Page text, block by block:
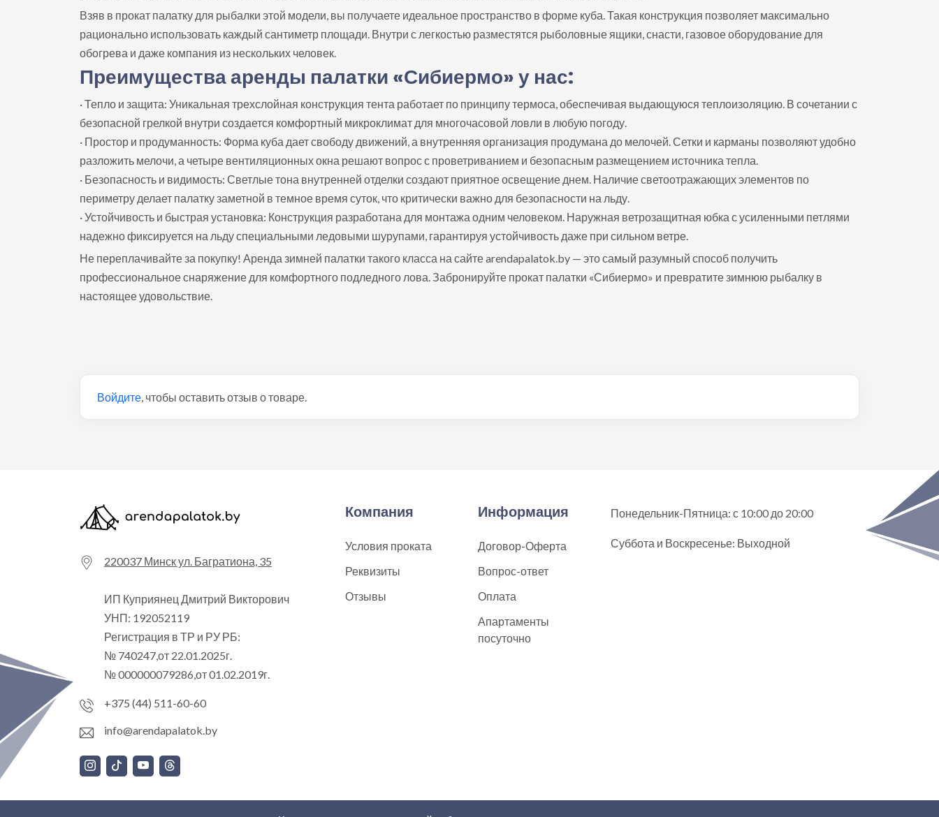
Взяв в прокат палатку для рыбалки этой модели, вы получаете идеальное пространство в форме куба. Такая конструкция позволяет максимально
рационально использовать каждый сантиметр площади. Внутри с легкостью разместятся рыболовные ящики, снасти, газовое оборудование для
обогрева и даже компания из нескольких человек.
Преимущества аренды палатки «Сибиермо» у нас:
· Тепло и защита: Уникальная трехслойная конструкция тента работает по принципу термоса, обеспечивая выдающуюся теплоизоляцию. В сочетании с
безопасной грелкой внутри создается комфортный микроклимат для многочасовой ловли в любую погоду.
· Простор и продуманность: Форма куба дает свободу движений, а внутренняя организация продумана до мелочей. Сетки и карманы позволяют удобно
разложить мелочи, а четыре вентиляционных окна решают вопрос с проветриванием и безопасным размещением источника тепла.
· Безопасность и видимость: Светлые тона внутренней отделки создают приятное освещение днем. Наличие светоотражающих элементов по
периметру делает палатку заметной в темное время суток, что критически важно для безопасности на льду.
· Устойчивость и быстрая установка: Конструкция разработана для монтажа одним человеком. Наружная ветрозащитная юбка с усиленными петлями
надежно фиксируется на льду специальными ледовыми шурупами, гарантируя устойчивость даже при сильном ветре.
Не переплачивайте за покупку! Аренда зимней палатки такого класса на сайте arendapalatok.by — это самый разумный способ получить
профессиональное снаряжение для комфортного подледного лова. Забронируйте прокат палатки «Сибиермо» и превратите зимнюю рыбалку в
настоящее удовольствие.
Войдите, чтобы оставить отзыв о товаре.
220037 Минск ул. Багратиона, 35
ИП Куприянец Дмитрий Викторович
УНП: 192052119
Регистрация в ТР и РУ РБ:
№ 740247,от 22.01.2025г.
№ 000000079286,от 01.02.2019г.
+375 (44) 511-60-60
info@arendapalatok.by
Компания
Условия проката
Реквизиты
Отзывы
Информация
Договор-Оферта
Вопрос-ответ
Оплата
Апартаменты
посуточно
Понедельник-Пятница: с 10:00 до 20:00
Суббота и Воскресенье: Выходной